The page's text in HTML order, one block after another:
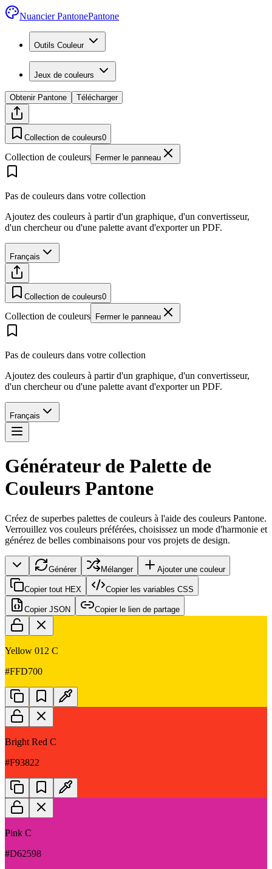
Nuancier PantonePantone
Outils Couleur
Jeux de couleurs
Obtenir Pantone Télécharger
Collection de couleurs0
Collection de couleurs Fermer le panneau
Pas de couleurs dans votre collection
Ajoutez des couleurs à partir d'un graphique, d'un convertisseur,
d'un chercheur ou d'une palette avant d'exporter un PDF.
Français
Collection de couleurs0
Collection de couleurs Fermer le panneau
Pas de couleurs dans votre collection
Ajoutez des couleurs à partir d'un graphique, d'un convertisseur,
d'un chercheur ou d'une palette avant d'exporter un PDF.
Français
Générateur de Palette de
Couleurs Pantone
Créez de superbes palettes de couleurs à l'aide des couleurs Pantone.
Verrouillez vos couleurs préférées, choisissez un mode d'harmonie et
générez de belles combinaisons pour vos projets de design.
Générer Mélanger Ajouter une couleur
Copier tout HEX Copier les variables CSS
Copier JSON Copier le lien de partage
Yellow 012 C
#FFD700
Bright Red C
#F93822
Pink C
#D62598